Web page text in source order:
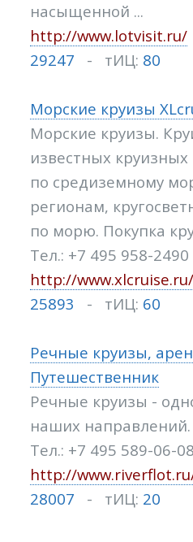
насыщенной ...
http://www.lotvisit.ru/
29247 - тИЦ: 80
Морские круизы
Морские круизы.
известных
по средиземному
регионам,
по морю. Покупка
Тел.: +7 495 958-
http://www.xlcruise.ru/
25893 - тИЦ: 60
Речные круизы,
Путешественник
Речные круизы -
наших направлений.
Тел.: +7 495 589-06-
http://
28007 - тИЦ: 20